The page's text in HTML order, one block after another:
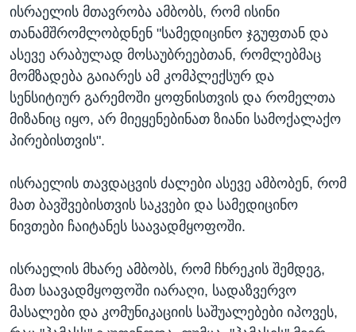
ისრაელის მთავრობა ამბობს, რომ ისინი
თანამშრომლობდნენ "სამედიცინო ჯგუფთან და
ასევე არაბულად მოსაუბრეებთან, რომლებმაც
მომზადება გაიარეს ამ კომპლექსურ და
სენსიტიურ გარემოში ყოფნისთვის და რომელთა
მიზანიც იყო, არ მიეყენებინათ ზიანი სამოქალაქო
პირებისთვის".
ისრაელის თავდაცვის ძალები ასევე ამბობენ, რომ
მათ ბავშვებისთვის საკვები და სამედიცინო
ნივთები ჩაიტანეს საავადმყოფოში.
ისრაელის მხარე ამბობს, რომ ჩხრეკის შემდეგ,
მათ საავადმყოფოში იარაღი, სადაზვერვო
მასალები და კომუნიკაციის საშუალებები იპოვეს,